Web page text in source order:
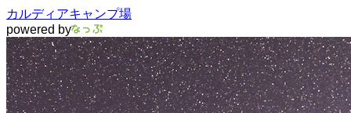
カルディアキャンプ場
powered by